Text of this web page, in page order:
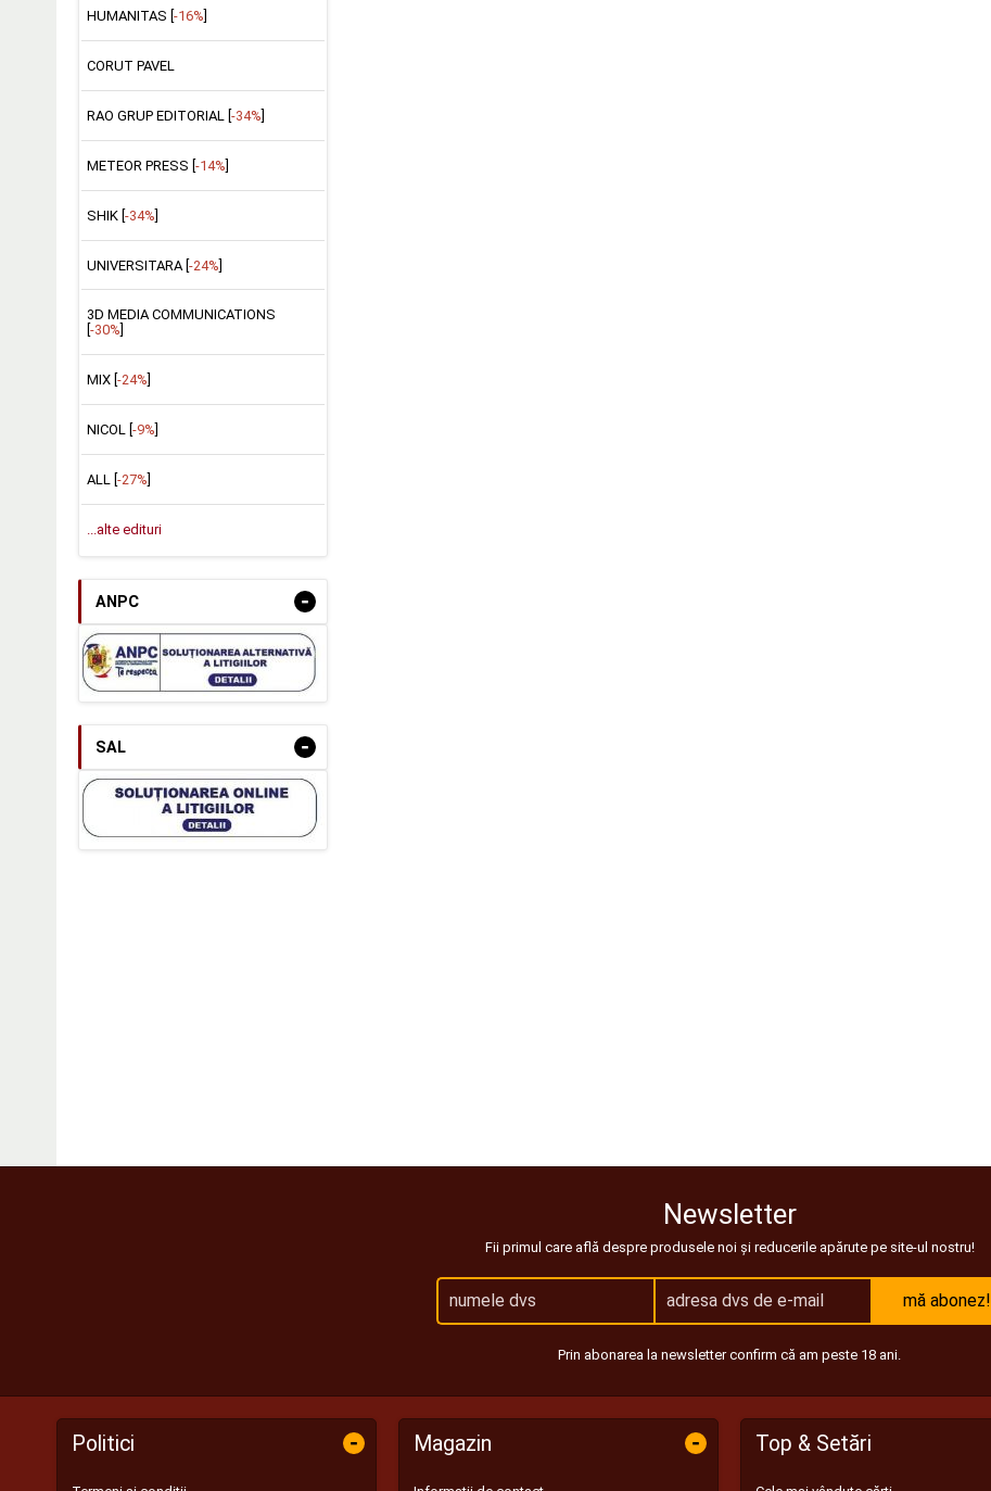
HUMANITAS [ -16%
CORUT PAVEL
RAO GRUP EDITORIAL [ -34%
METEOR PRESS [ -14%
SHIK [-34%]
UNIVERSITARA [-24%]
3D MEDIA COMMUNICATIONS
-30%
MIX [ -24%
NICOL [ -9%
ALL [ -27%
...alte edituri
ANPC -
SAL -
Newsletter
Fii primul care află despre produsele noi și reducerile apărute pe site-ul nostru!
mă abonez!
Prin abonarea la newsletter confirm că am peste 18 ani.
Politici - Magazin - Top & Setări